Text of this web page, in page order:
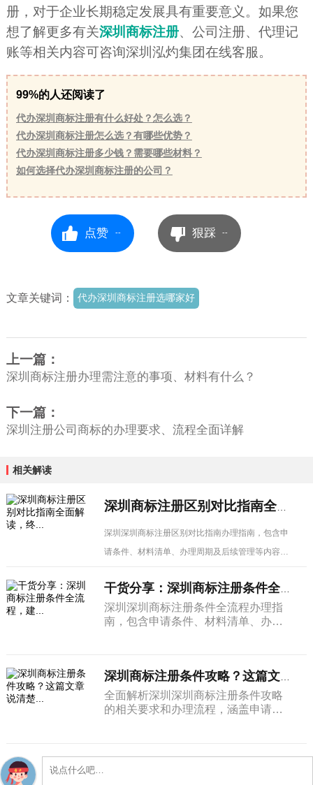
册，对于企业长期稳定发展具有重要意义。如果您
想了解更多有关深圳商标注册、公司注册、代理记
账等相关内容可咨询深圳泓灼集团在线客服。
99%的人还阅读了
代办深圳商标注册有什么好处？怎么选？
代办深圳商标注册怎么选？有哪些优势？
代办深圳商标注册多少钱？需要哪些材料？
如何选择代办深圳商标注册的公司？
点赞 -- 狠踩 --
文章关键词： 代办深圳商标注册选哪家好
上一篇：
深圳商标注册办理需注意的事项、材料有什么？
下一篇：
深圳注册公司商标的办理要求、流程全面详解
相关解读
深圳商标注册区别对比指南全面解读，终...
深圳深圳商标注册区别对比指南办理指南，包含申
请条件、材料清单、办理周期及后续管理等内容，
干货分享：深圳商标注册条件全流程，建...
深圳深圳商标注册条件全流程办理指
南，包含申请条件、材料清单、办理
深圳商标注册条件攻略？这篇文章说清楚...
全面解析深圳深圳商标注册条件攻略
的相关要求和办理流程，涵盖申请条